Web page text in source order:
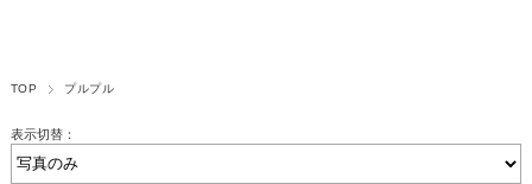
TOP プルプル
表示切替：